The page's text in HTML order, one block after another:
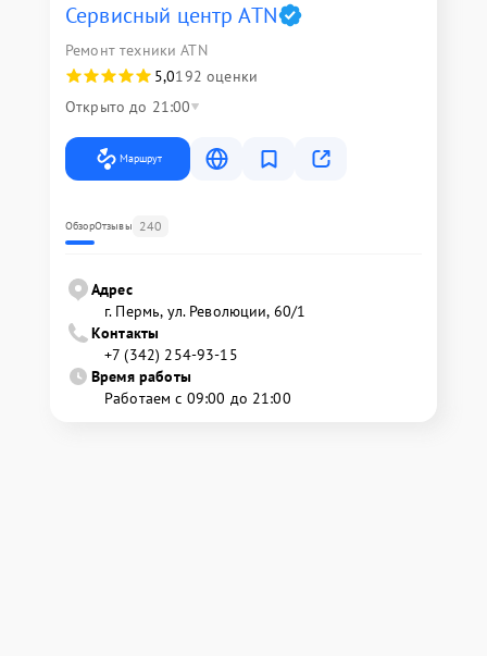
Сервисный центр ATN
Ремонт техники ATN
5,0192 оценки
Открыто до 21:00
Маршрут
ОбзорОтзывы 240
Адрес
г. Пермь, ул. ​Революции, 60/1
Контакты
+7 (342) 254-93-15
Время работы
Работаем с 09:00 до 21:00